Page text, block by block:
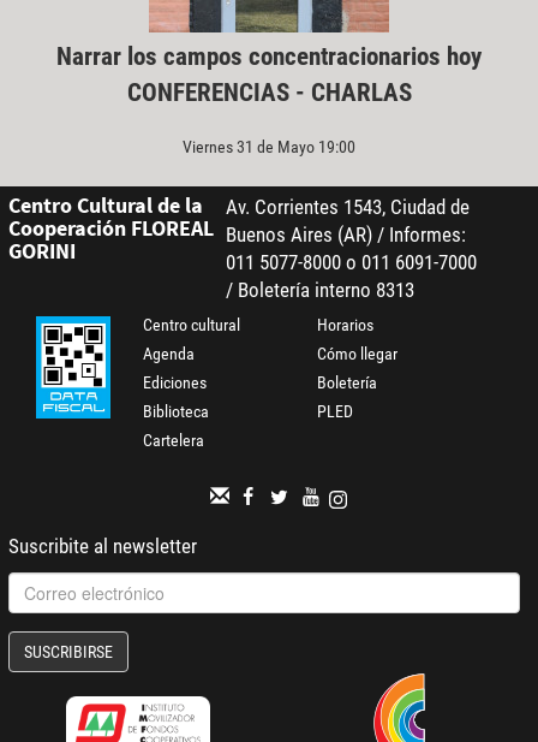
Narrar los campos concentracionarios hoy
CONFERENCIAS - CHARLAS
Viernes 31 de Mayo 19:00
Centro Cultural de la
Cooperación FLOREAL
GORINI
Av. Corrientes 1543, Ciudad de
Buenos Aires (AR) / Informes:
011 5077-8000 o 011 6091-7000
/ Boletería interno 8313
Centro cultural
Agenda
Ediciones
Biblioteca
Cartelera
Horarios
Cómo llegar
Boletería
PLED
Suscribite al newsletter
SUSCRIBIRSE